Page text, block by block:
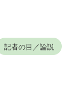
記者の目／論説